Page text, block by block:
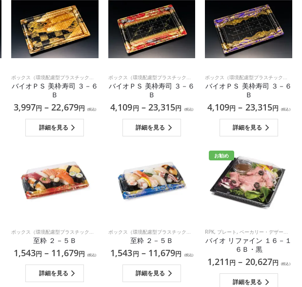
ボックス（環境配慮型プラスチック）
バイオＰＳ 美枠寿司 ３－６
Ｂ
3,997円 –22,679円 (税込)
詳細を見る
ボックス（環境配慮型プラスチック）
バイオＰＳ 美枠寿司 ３－６
Ｂ
4,109円 – 23,315円 (税込)
詳細を見る
ボックス（環境配慮型プラスチック）
バイオＰＳ 美枠寿司 ３－６
Ｂ
4,109円 – 23,315円 (税込)
詳細を見る
ボックス（環境配慮型プラスチック）
至粋 ２－５Ｂ
1,543円 – 11,679円 (税込)
詳細を見る
ボックス（環境配慮型プラスチック）
至粋 ２－５Ｂ
1,543円 – 11,679円 (税込)
詳細を見る
お勧め
RPK, プレート,ベーカリー・デザート・サラダ
バイオ リファイン １６－１
６Ｂ・黒
1,211 円 – 20,627円 (税込)
詳細を見る